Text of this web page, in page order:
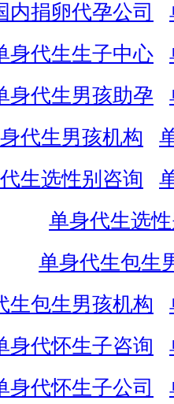
内捐卵代孕公司
身代生生子中心
身代生男孩助孕
代生男孩机构
生选性别咨询
单身代生选性
单身代生包生
生包生男孩机构
身代怀生子咨询
身代怀生子公司